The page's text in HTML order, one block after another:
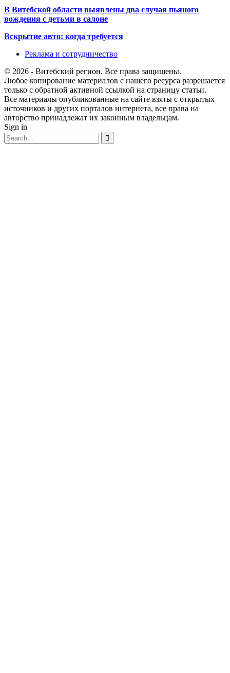
В Витебской области выявлены два случая пьяного
вождения с детьми в салоне
Вскрытие авто: когда требуется
Реклама и сотрудничество
© 2026 - Витебский регион. Все права защищены.
Любое копирование материалов с нашего ресурса разрешается
только с обратной активной ссылкой на страницу статьи.
Все материалы опубликованные на сайте взяты с открытых
источников и других порталов интернета, все права на
авторство принадлежат их законным владельцам.
Sign in